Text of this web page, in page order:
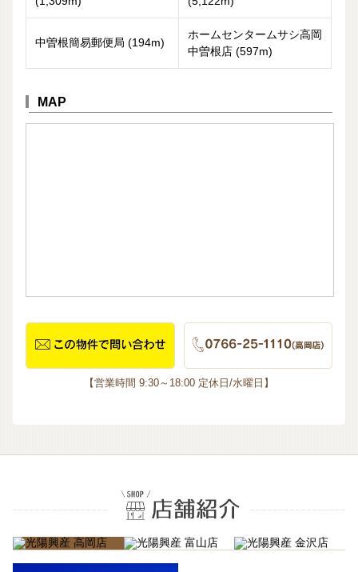
中曽根簡易郵便局 (194m)
ホームセンタームサシ高岡
中曽根店 (597m)
MAP
【営業時間 9:30～18:00 定休日/水曜日】